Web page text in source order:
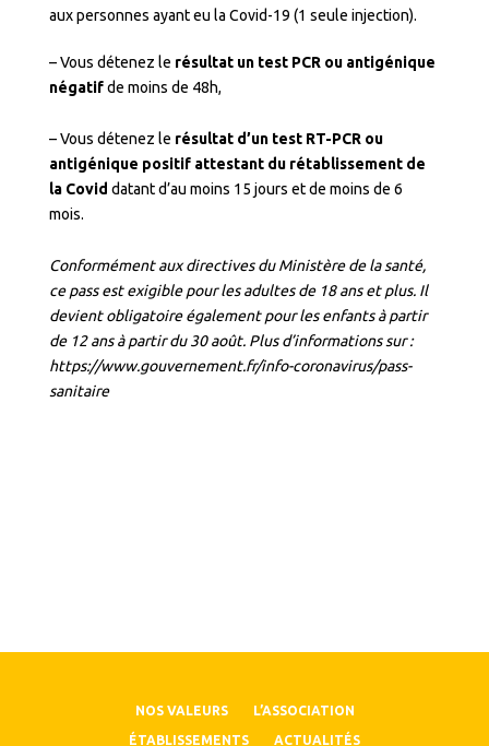
aux personnes ayant eu la Covid-19 (1 seule injection).
– Vous détenez le résultat un test PCR ou antigénique
négatifde moins de 48h,
– Vous détenez le résultat d’un test RT-PCR ou
antigénique positif attestant du rétablissement de
la Covid datant d’au moins 15 jours et de moins de 6
mois.
Conformément aux directives du Ministère de la santé,
ce pass est exigible pour les adultes de 18 ans et plus. Il
devient obligatoire également pour les enfants à partir
de 12 ans à partir du 30 août. Plus d’informations sur :
https://www.gouvernement.fr/info-coronavirus/pass-
sanitaire
NOS VALEURS L’ASSOCIATION
ÉTABLISSEMENTS ACTUALITÉS